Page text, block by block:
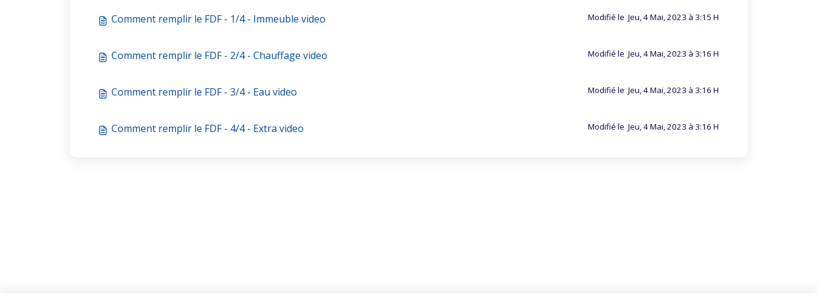
Comment remplir le FDF - 1/4 - Immeuble video Modifié le Jeu, 4 Mai, 2023 à 3:15 H
Comment remplir le FDF - 2/4 - Chauffage video Modifié le Jeu, 4 Mai, 2023 à 3:16 H
Comment remplir le FDF - 3/4 - Eau video Modifié le Jeu, 4 Mai, 2023 à 3:16 H
Comment remplir le FDF - 4/4 - Extra video Modifié le Jeu, 4 Mai, 2023 à 3:16 H